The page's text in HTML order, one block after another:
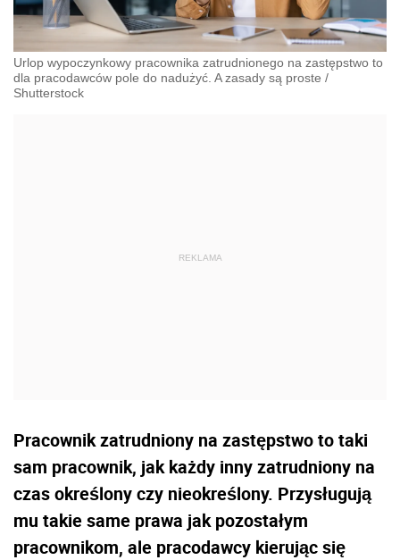
Urlop wypoczynkowy pracownika zatrudnionego na zastępstwo to
dla pracodawców pole do nadużyć. A zasady są proste /
Shutterstock
Pracownik zatrudniony na zastępstwo to taki
sam pracownik, jak każdy inny zatrudniony na
czas określony czy nieokreślony. Przysługują
mu takie same prawa jak pozostałym
pracownikom, ale pracodawcy kierując się